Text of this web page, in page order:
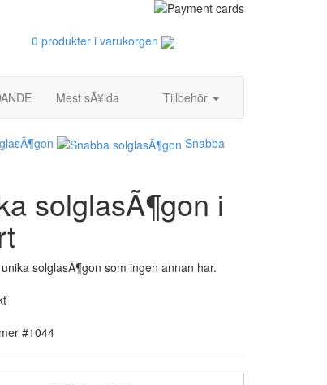
0 produkter i varukorgen
Mest sÃ¥lda Tillbehör
Snabba
solglasÃ¶gon i
solglasÃ¶gon som ingen annan har.
#1044